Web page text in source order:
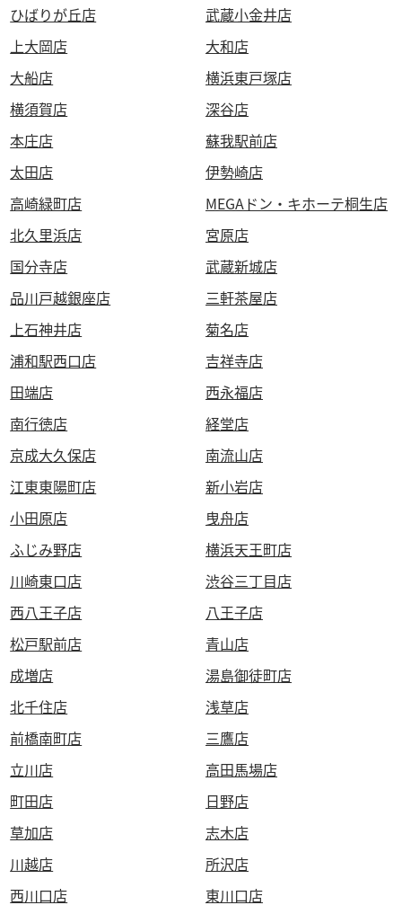
ひばりが丘店
武蔵小金井店
上大岡店
大和店
大船店
横浜東戸塚店
横須賀店
深谷店
本庄店
蘇我駅前店
太田店
伊勢崎店
高崎緑町店
MEGAドン・キホーテ桐生店
北久里浜店
宮原店
国分寺店
武蔵新城店
品川戸越銀座店
三軒茶屋店
上石神井店
菊名店
浦和駅西口店
吉祥寺店
田端店
西永福店
南行徳店
経堂店
京成大久保店
南流山店
江東東陽町店
新小岩店
小田原店
曳舟店
ふじみ野店
横浜天王町店
川崎東口店
渋谷三丁目店
西八王子店
八王子店
松戸駅前店
青山店
成増店
湯島御徒町店
北千住店
浅草店
前橋南町店
三鷹店
立川店
高田馬場店
町田店
日野店
草加店
志木店
川越店
所沢店
西川口店
東川口店